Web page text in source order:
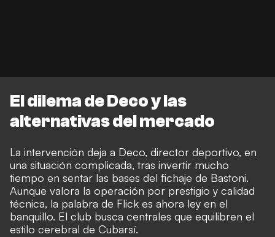
El dilema de Deco y las
alternativas del mercado
La intervención deja a Deco, director deportivo, en
una situación complicada, tras invertir mucho
tiempo en sentar las bases del fichaje de Bastoni.
Aunque valora la operación por prestigio y calidad
técnica, la palabra de Flick es ahora ley en el
banquillo. El club busca centrales que equilibren el
estilo cerebral de Cubarsí.